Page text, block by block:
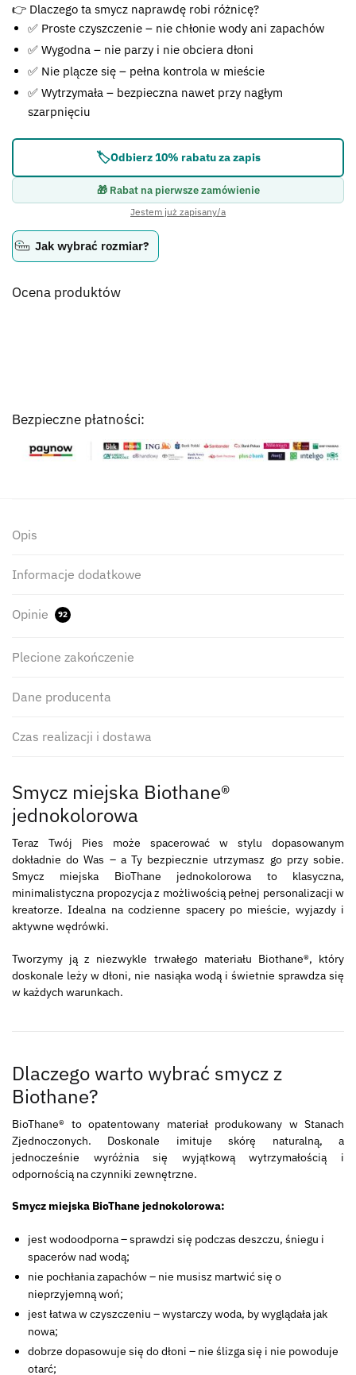
Błąd:Brak formularza kontaktowego.
👉 Dlaczego ta smycz naprawdę robi różnicę?
✅ Proste czyszczenie – nie chłonie wody ani zapachów
✅ Wygodna – nie parzy i nie obciera dłoni
✅ Nie plącze się – pełna kontrola w mieście
✅ Wytrzymała – bezpieczna nawet przy nagłym
szarpnięciu
🏷️Odbierz 10% rabatu za zapis
🎁 Rabat na pierwsze zamówienie
Jestem już zapisany/a
Jak wybrać rozmiar?
Ocena produktów
Bezpieczne płatności:
Opis
Informacje dodatkowe
Opinie 92
Plecione zakończenie
Dane producenta
Czas realizacji i dostawa
Smycz miejska Biothane®
jednokolorowa
Teraz Twój Pies może spacerować w stylu dopasowanym
dokładnie do Was – a Ty bezpiecznie utrzymasz go przy sobie.
Smycz miejska BioThane jednokolorowa to klasyczna,
minimalistyczna propozycja z możliwością pełnej personalizacji w
kreatorze. Idealna na codzienne spacery po mieście, wyjazdy i
aktywne wędrówki.
Tworzymy ją z niezwykle trwałego materiału Biothane®, który
doskonale leży w dłoni, nie nasiąka wodą i świetnie sprawdza się
w każdych warunkach.
Dlaczego warto wybrać smycz z
Biothane?
BioThane® to opatentowany materiał produkowany w Stanach
Zjednoczonych. Doskonale imituje skórę naturalną, a
jednocześnie wyróżnia się wyjątkową wytrzymałością i
odpornością na czynniki zewnętrzne.
Smycz miejska BioThane jednokolorowa:
jest wodoodporna – sprawdzi się podczas deszczu, śniegu i
spacerów nad wodą;
nie pochłania zapachów – nie musisz martwić się o
nieprzyjemną woń;
jest łatwa w czyszczeniu – wystarczy woda, by wyglądała jak
nowa;
dobrze dopasowuje się do dłoni – nie ślizga się i nie powoduje
otarć;